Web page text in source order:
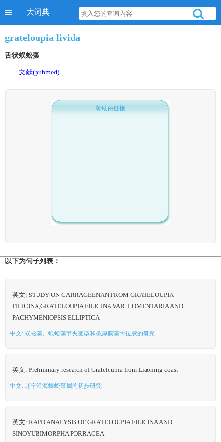
大词典
grateloupia livida
舌状蜈蚣藻
文献(pubmed)
赞助商链接
以下为句子列表：
英文: STUDY ON CARRAGEENAN FROM GRATELOUPIA
FILICINA,GRATELOUPIA FILICINA VAR. LOMENTARIA AND
PACHYMENIOPSIS ELLIPTICA
中文: 蜈蚣藻、蜈蚣藻节夹变型和拟厚膜藻卡拉胶的研究
英文: Preliminary research of Grateloupia from Liaoning coast
中文: 辽宁沿海蜈蚣藻属的初步研究
英文: RAPD ANALYSIS OF GRATELOUPIA FILICINA AND
SINOYUBIMORPHA PORRACEA